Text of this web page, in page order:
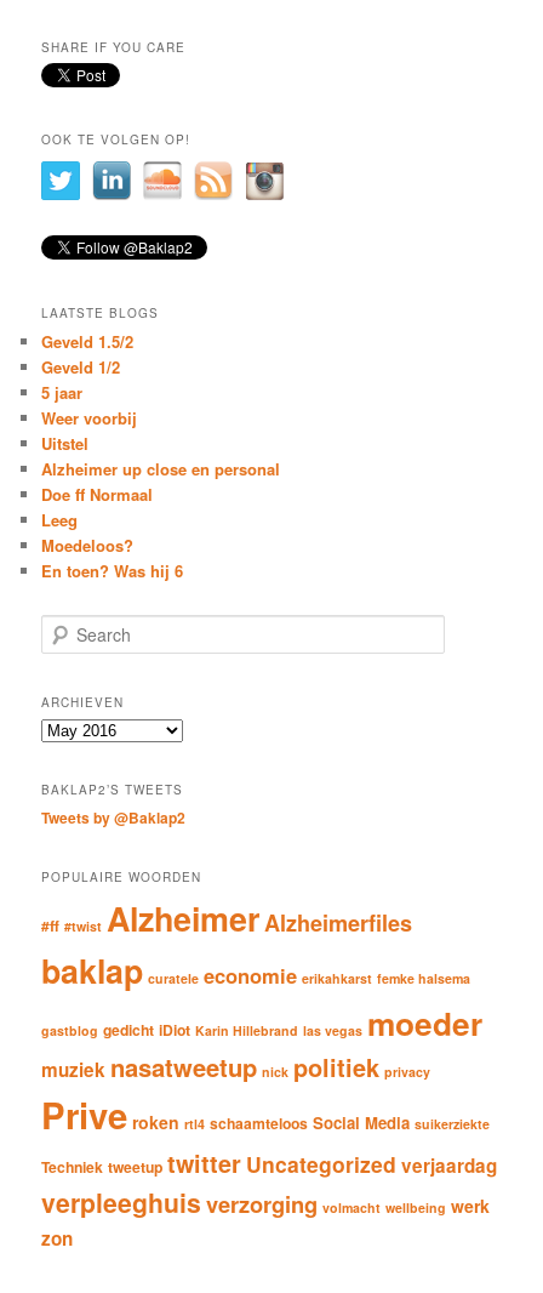
SHARE IF YOU CARE
OOK TE VOLGEN OP!
LAATSTE BLOGS
Geveld 1.5/2
Geveld 1/2
5 jaar
Weer voorbij
Uitstel
Alzheimer up close en personal
Doe ff Normaal
Leeg
Moedeloos?
En toen? Was hij 6
e
r
c
h
ARCHIEVEN
Archieven
BAKLAP2’S TWEETS
Tweets by @Baklap2
POPULAIRE WOORDEN
#ff #twist AlzheimerAlzheimerfiles
baklap curatele economie erikahkarst femke halsema
gastblog gedicht iDiot Karin Hillebrand las vegas moeder
muziek nasatweetup nick politiek privacy
Prive roken rtl4 schaamteloos Social Media suikerziekte
Techniek tweetup twitter Uncategorized verjaardag
verpleeghuisverzorging volmacht wellbeing werk
zon